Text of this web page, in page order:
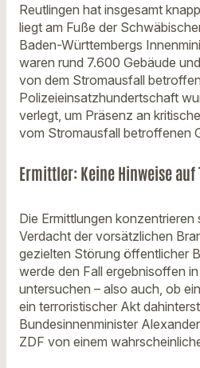
Reutlingen hat insgesamt
liegt am Fuße der
Baden-Württembergs
waren rund 7.600 Gebäude
von dem Stromausfall
Polizeieinsatzhundertschaft
verlegt, um Präsenz an
vom Stromausfall betroffenen
Ermittler: Keine Hinweise
Die Ermittlungen
Verdacht der vorsätzlichen
gezielten Störung öffentlicher
werde den Fall ergebnisoffen
untersuchen – also auch, ob
ein terroristischer Akt
Bundesinnenminister
ZDF von einem